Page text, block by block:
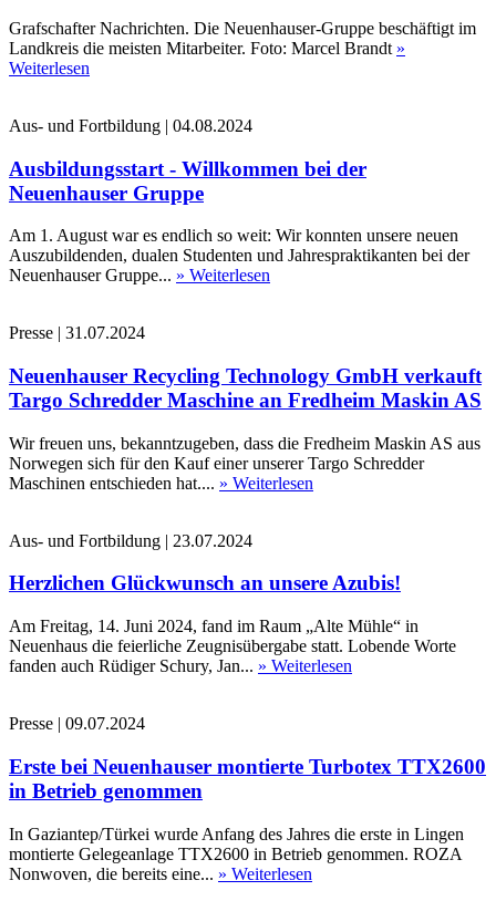
Grafschafter Nachrichten. Die Neuenhauser-Gruppe beschäftigt im
Landkreis die meisten Mitarbeiter. Foto: Marcel Brandt »
Weiterlesen
Aus- und Fortbildung | 04.08.2024
Ausbildungsstart - Willkommen bei der
Neuenhauser Gruppe
Am 1. August war es endlich so weit: Wir konnten unsere neuen
Auszubildenden, dualen Studenten und Jahrespraktikanten bei der
Neuenhauser Gruppe... » Weiterlesen
Presse | 31.07.2024
Neuenhauser Recycling Technology GmbH verkauft
Targo Schredder Maschine an Fredheim Maskin AS
Wir freuen uns, bekanntzugeben, dass die Fredheim Maskin AS aus
Norwegen sich für den Kauf einer unserer Targo Schredder
Maschinen entschieden hat.... » Weiterlesen
Aus- und Fortbildung | 23.07.2024
Herzlichen Glückwunsch an unsere Azubis!
Am Freitag, 14. Juni 2024, fand im Raum „Alte Mühle“ in
Neuenhaus die feierliche Zeugnisübergabe statt. Lobende Worte
fanden auch Rüdiger Schury, Jan... » Weiterlesen
Presse | 09.07.2024
Erste bei Neuenhauser montierte Turbotex TTX2600
in Betrieb genommen
In Gaziantep/Türkei wurde Anfang des Jahres die erste in Lingen
montierte Gelegeanlage TTX2600 in Betrieb genommen. ROZA
Nonwoven, die bereits eine... » Weiterlesen